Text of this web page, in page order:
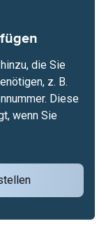
die Sie
z. B.
Diese
wenn Sie